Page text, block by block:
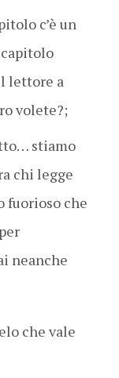
c’è un
lettore a
volete?;
stiamo
chi legge
fuorioso che
neanche
che vale